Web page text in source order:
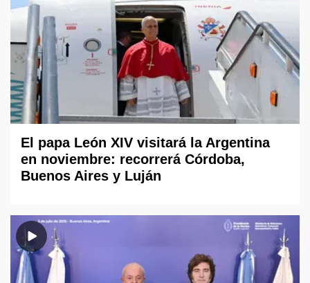
El papa León XIV visitará la Argentina
en noviembre: recorrerá Córdoba,
Buenos Aires y Luján